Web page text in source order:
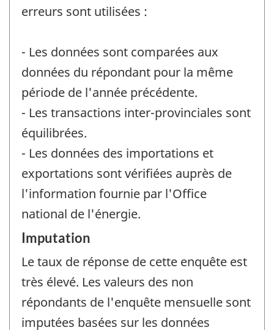
erreurs sont utilisées :
- Les données sont comparées aux
données du répondant pour la même
période de l'année précédente.
- Les transactions inter-provinciales sont
équilibrées.
- Les données des importations et
exportations sont vérifiées auprès de
l'information fournie par l'Office
national de l'énergie.
Imputation
Le taux de réponse de cette enquête est
très élevé. Les valeurs des non
répondants de l'enquête mensuelle sont
imputées basées sur les données